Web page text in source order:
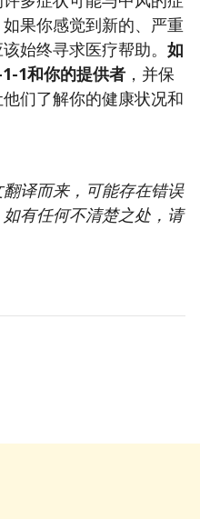
果你感觉到新的、严重
始终寻求医疗帮助。 如
1和你的提供者 ，并保
们了解你的健康状况和
译而来，可能存在错误
有任何不清楚之处，请